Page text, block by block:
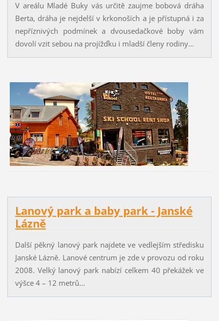
V areálu Mladé Buky vás určitě zaujme bobová dráha
Berta, dráha je nejdelší v krkonoších a je přístupná i za
nepříznivých podmínek a dvousedačkové boby vám
dovolí vzit sebou na projížďku i mladší členy rodiny...
Lanový park a baby park - Janské
Lázně
Další pěkný lanový park najdete ve vedlejším středisku
Janské Lázně. Lanové centrum je zde v provozu od roku
2008. Velký lanový park nabízí celkem 40 překážek ve
výšce 4 – 12 metrů...